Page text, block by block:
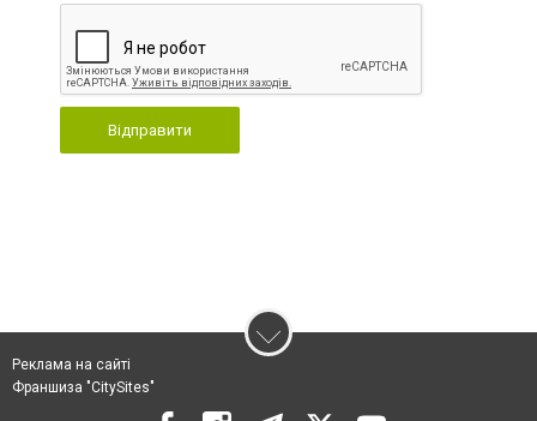
Відправити
Реклама на сайті
Франшиза "CitySites"